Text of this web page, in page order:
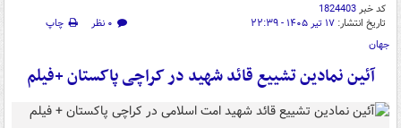
کد خبر1824403
تاریخ انتشار: ۱۷ تیر ۱۴۰۵ - ۲۲:۳۹ ۰ نظر
چاپ
جهان
آئین نمادین تشییع قائد شهید در کراچی پاکستان +فیلم